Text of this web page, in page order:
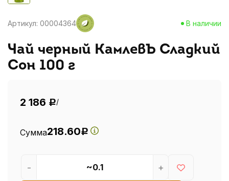
Артикул: 00004364 В наличии
Чай черный КамлевЪ Сладкий
Сон 100 г
2 186 Р/
Сумма218.60Р
- +